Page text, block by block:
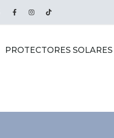
PROTECTORES SOLARES